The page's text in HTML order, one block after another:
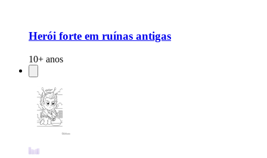
Herói forte em ruínas antigas
10+ anos